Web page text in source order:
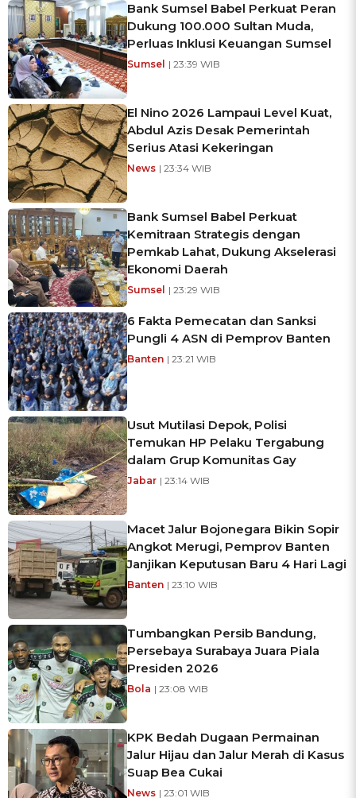
Bank Sumsel Babel Perkuat Peran
Dukung 100.000 Sultan Muda,
Perluas Inklusi Keuangan Sumsel
Sumsel | 23:39 WIB
El Nino 2026 Lampaui Level Kuat,
Abdul Azis Desak Pemerintah
Serius Atasi Kekeringan
News | 23:34 WIB
Bank Sumsel Babel Perkuat
Kemitraan Strategis dengan
Pemkab Lahat, Dukung Akselerasi
Ekonomi Daerah
Sumsel | 23:29 WIB
6 Fakta Pemecatan dan Sanksi
Pungli 4 ASN di Pemprov Banten
Banten | 23:21 WIB
Usut Mutilasi Depok, Polisi
Temukan HP Pelaku Tergabung
dalam Grup Komunitas Gay
Jabar | 23:14 WIB
Macet Jalur Bojonegara Bikin Sopir
Angkot Merugi, Pemprov Banten
Janjikan Keputusan Baru 4 Hari Lagi
Banten | 23:10 WIB
Tumbangkan Persib Bandung,
Persebaya Surabaya Juara Piala
Presiden 2026
Bola | 23:08 WIB
KPK Bedah Dugaan Permainan
Jalur Hijau dan Jalur Merah di Kasus
Suap Bea Cukai
News | 23:01 WIB